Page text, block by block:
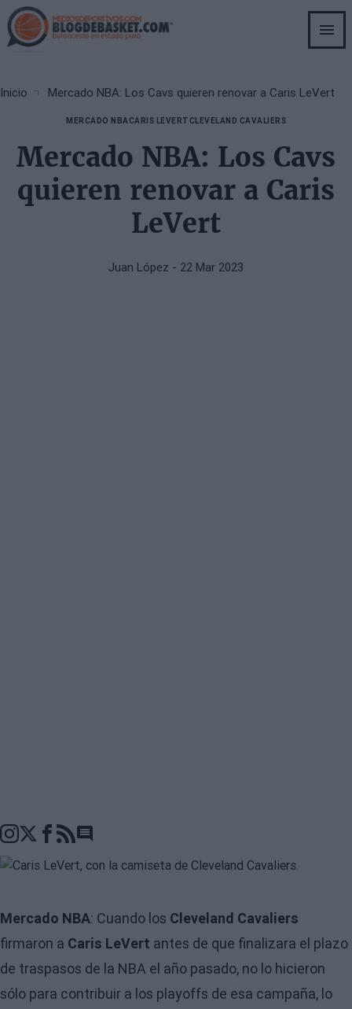
Skip
to
main
Breadcrumb
Inicio Mercado NBA: Los Cavs quieren renovar a Caris LeVert
MERCADO NBACARIS LEVERT CLEVELAND CAVALIERS
Mercado NBA: Los Cavs
quieren renovar a Caris
LeVert
Juan López - 22 Mar 2023
Go to comments seciton
Mercado NBA: Cuando los Cleveland Cavaliers
firmaron a Caris LeVert antes de que finalizara el plazo
de traspasos de la NBA el año pasado, no lo hicieron
sólo para contribuir a los playoffs de esa campaña, lo